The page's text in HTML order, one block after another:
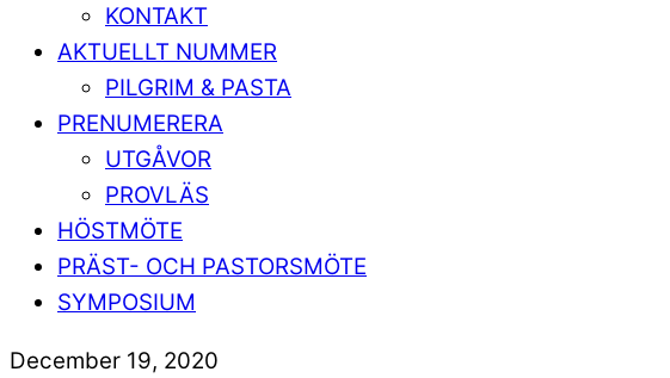
KONTAKT
AKTUELLT NUMMER
PILGRIM & PASTA
PRENUMERERA
UTGÅVOR
PROVLÄS
HÖSTMÖTE
PRÄST- OCH PASTORSMÖTE
SYMPOSIUM
December 19, 2020